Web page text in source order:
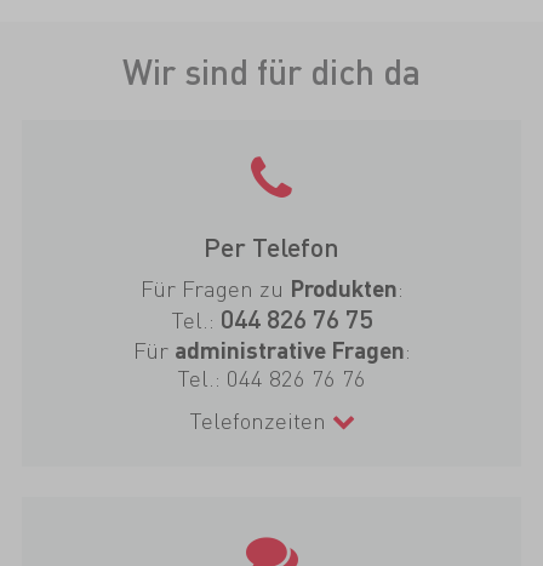
Wir sind für dich da
Per Telefon
Für Fragen zu Produkten:
Tel.: 044 826 76 75
Für administrative Fragen:
Tel.: 044 826 76 76
Telefonzeiten